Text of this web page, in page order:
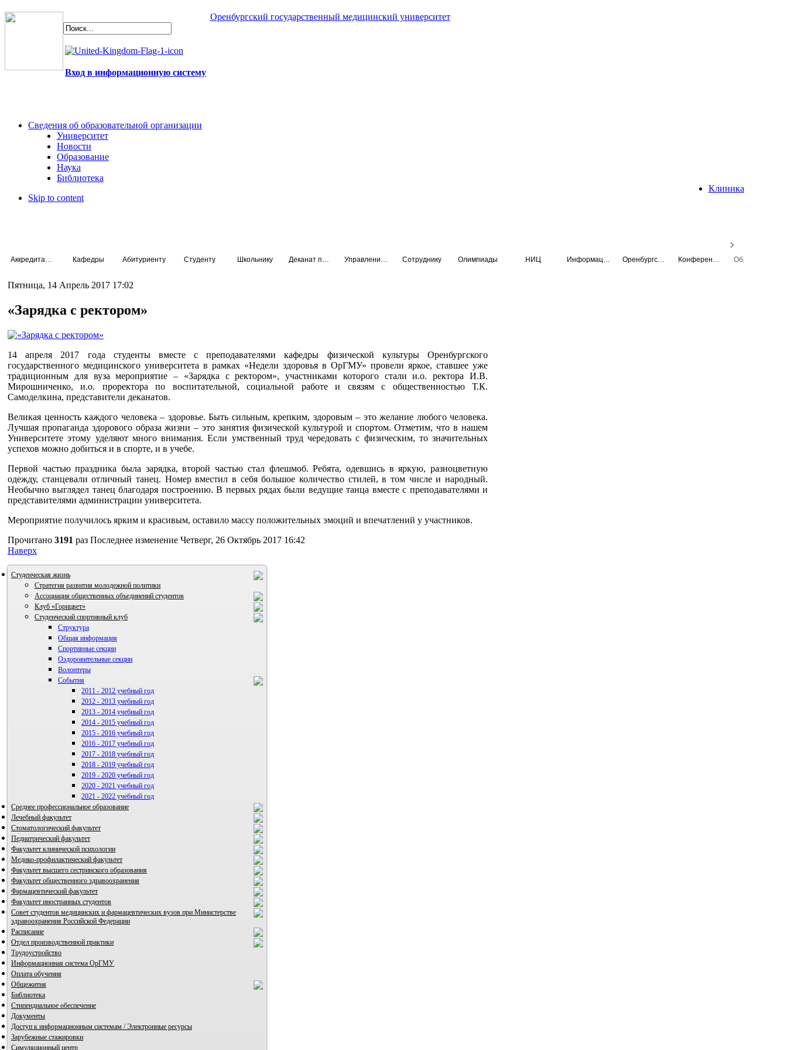
Оренбургский государственный медицинский университет
Вход в информационную систему
Сведения об образовательной организации
Университет
Новости
Образование
Наука
Библиотека
Клиника
Skip to content
Кафедры Абитуриенту Студенту Школьнику Сотруднику Олимпиады НИЦ
Пятница, 14 Апрель 2017 17:02
«Зарядка с ректором»
14 апреля 2017 года студенты вместе с преподавателями кафедры физической культуры Оренбургского
государственного медицинского университета в рамках «Недели здоровья в ОрГМУ» провели яркое, ставшее уже
традиционным для вуза мероприятие – «Зарядка с ректором», участниками которого стали и.о. ректора И.В.
Мирошниченко, и.о. проректора по воспитательной, социальной работе и связям с общественностью Т.К.
Самоделкина, представители деканатов.
Великая ценность каждого человека – здоровье. Быть сильным, крепким, здоровым – это желание любого человека.
Лучшая пропаганда здорового образа жизни – это занятия физической культурой и спортом. Отметим, что в нашем
Университете этому уделяют много внимания. Если умственный труд чередовать с физическим, то значительных
успехов можно добиться и в спорте, и в учебе.
Первой частью праздника была зарядка, второй частью стал флешмоб. Ребята, одевшись в яркую, разноцветную
одежду, станцевали отличный танец. Номер вместил в себя большое количество стилей, в том числе и народный.
Необычно выглядел танец благодаря построению. В первых рядах были ведущие танца вместе с преподавателями и
представителями администрации университета.
Мероприятие получилось ярким и красивым, оставило массу положительных эмоций и впечатлений у участников.
Прочитано 3191 раз Последнее изменение Четверг, 26 Октябрь 2017 16:42
Наверх
Студенческая жизнь
Стратегия развития молодежной политики
Ассоциация общественных объединений студентов
ВИА "Полигон"
Клуб «Горицвет»
Студенческий спортивный клуб
Структура
Общая информация
Спортивные секции
Оздоровительные секции
Волонтеры
События
2011 - 2012 учебный год
2012 - 2013 учебный год
2013 - 2014 учебный год
2014 - 2015 учебный год
2015 - 2016 учебный год
2016 - 2017 учебный год
2017 - 2018 учебный год
2018 - 2019 учебный год
2019 - 2020 учебный год
2020 - 2021 учебный год
2021 - 2022 учебный год
Среднее профессиональное образование
Лечебный факультет
Стоматологический факультет
Педиатрический факультет
Факультет клинической психологии
Медико-профилактический факультет
Факультет высшего сестринского образования
Факультет общественного здравоохранения
Фармацевтический факультет
Факультет иностранных студентов
Совет студентов медицинских и фармацевтических вузов при Министерстве
здравоохранения Российской Федерации
Расписание
Отдел производственной практики
Трудоустройство
Информационная система ОрГМУ
Оплата обучения
Общежития
Библиотека
Стипендиальное обеспечение
Документы
Доступ к информационным системам / Электронные ресурсы
Зарубежные стажировки
Симуляционный центр